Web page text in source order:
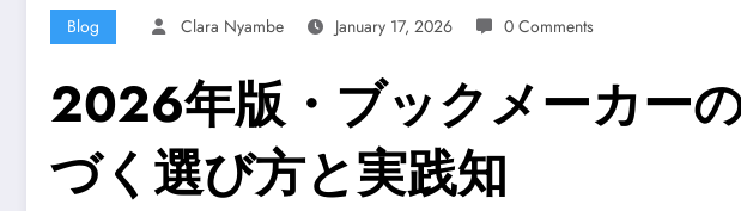
Blog Clara Nyambe January 17, 2026 0 Comments
2026年版・ブックメーカー
づく選び方と実践知